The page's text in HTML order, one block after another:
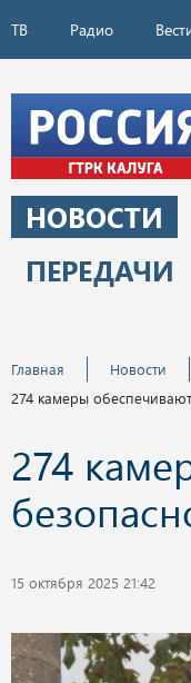
ТВ Радио
НОВОСТИ
ПЕРЕДАЧИ
Главная Новости
274 камеры
274
15 октября 2025 21:42